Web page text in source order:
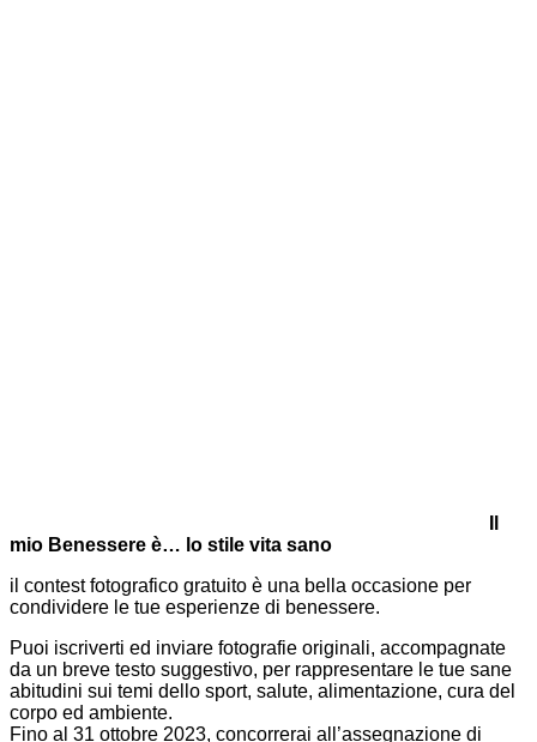
mio Benessere è… lo stile vita sano
il contest fotografico gratuito è una bella occasione per
condividere le tue esperienze di benessere.
Puoi iscriverti ed inviare fotografie originali, accompagnate
da un breve testo suggestivo, per rappresentare le tue sane
abitudini sui temi dello sport, salute, alimentazione, cura del
corpo ed ambiente.
Fino al 31 ottobre 2023, concorrerai all’assegnazione di